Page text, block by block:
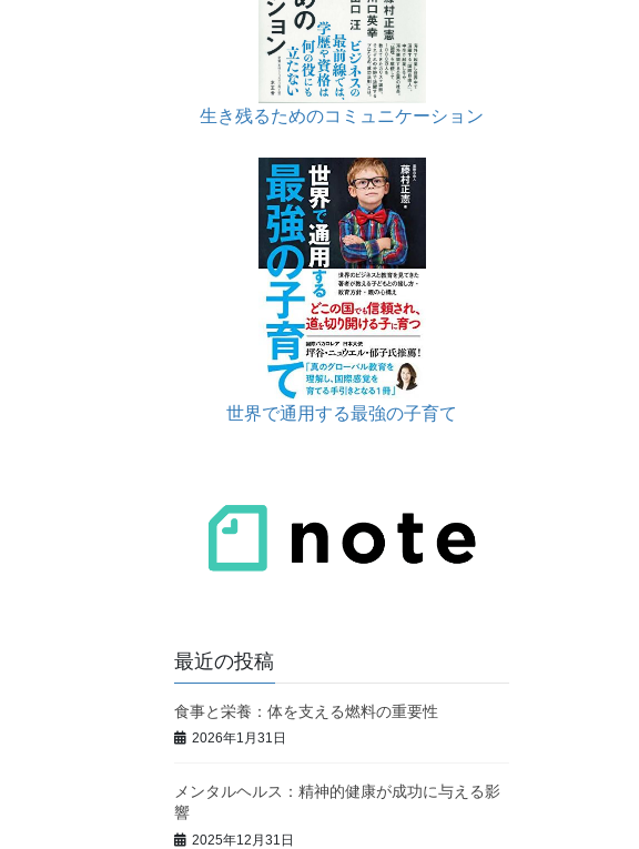
生き残るためのコミュニケーション
世界で通用する最強の子育て
最近の投稿
食事と栄養：体を支える燃料の重要性
2026年1月31日
メンタルヘルス：精神的健康が成功に与える影
響
2025年12月31日